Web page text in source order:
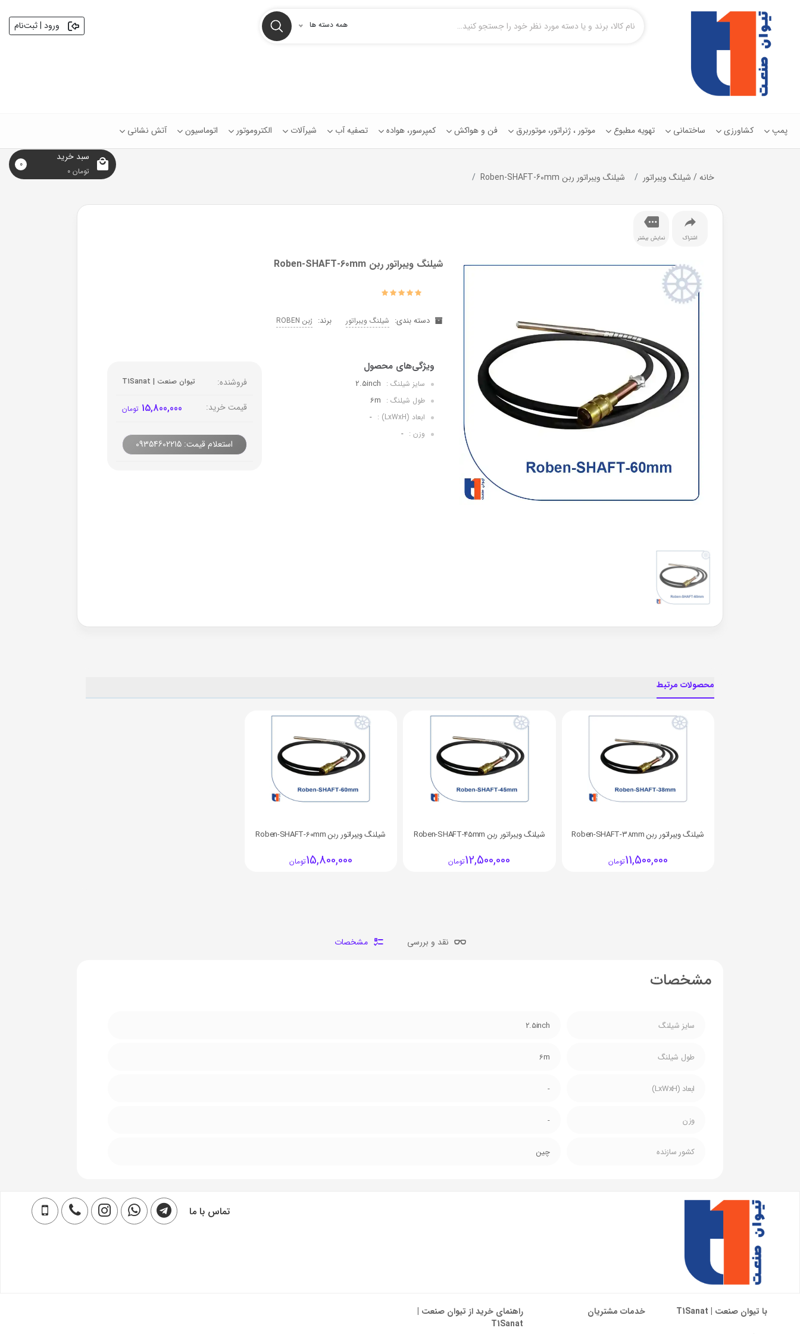
همه دسته ها ورود | ثبت‌نام
پمپ کشاورزی ساختمانی تهویه مطبوع موتور ، ژنراتور، موتوربرق فن و هواکش کمپرسور، هواده تصفیه آب شیرآلات الکتروموتور اتوماسیون
آتش نشانی
سبد خرید
0 تومان
0
خانه/ شیلنگ ويبراتور شیلنگ ويبراتور ربن Roben-SHAFT-60mm
اشتراک نمایش بیشتر
شیلنگ ويبراتور ربن Roben-SHAFT-60mm
دسته بندی: شیلنگ ويبراتور برند: رُبن ROBEN
سایز شیلنگ : 2.5inch
طول شیلنگ : 6m
ابعاد (LxWxH) : -
وزن : -
فروشنده: تیوان صنعت | T1Sanat
قیمت خرید: 15,800,000 تومان
استعلام قیمت: 09354602215
محصولات مرتبط
شیلنگ ويبراتور ربن Roben-SHAFT-38mm
11,500,000تومان
شیلنگ ويبراتور ربن Roben-SHAFT-45mm
12,500,000تومان
شیلنگ ويبراتور ربن Roben-SHAFT-60mm
15,800,000تومان
نقد و بررسی مشخصات
مشخصات
سایز شیلنگ 2.5inch
طول شیلنگ 6m
ابعاد (LxWxH) -
وزن -
کشور سازنده چین
تماس با ما
با تیوان صنعت | T1Sanat خدمات مشتریان
راهنمای خرید از تیوان صنعت |
T1Sanat